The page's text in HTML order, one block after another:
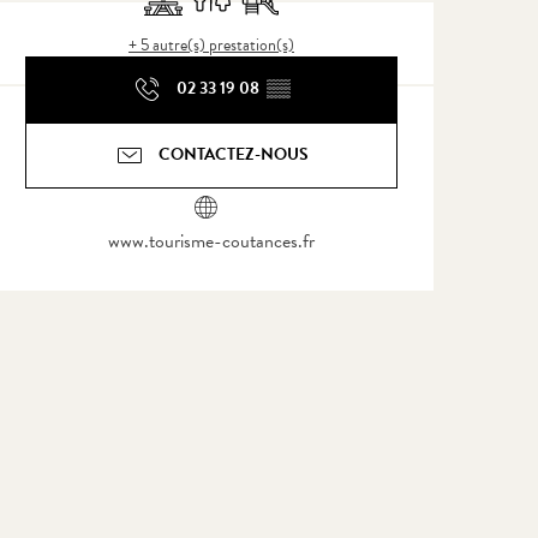
+ 5 autre(s) prestation(s)
02 33 19 08 ▒▒
CONTACTEZ-NOUS
www.tourisme-coutances.fr